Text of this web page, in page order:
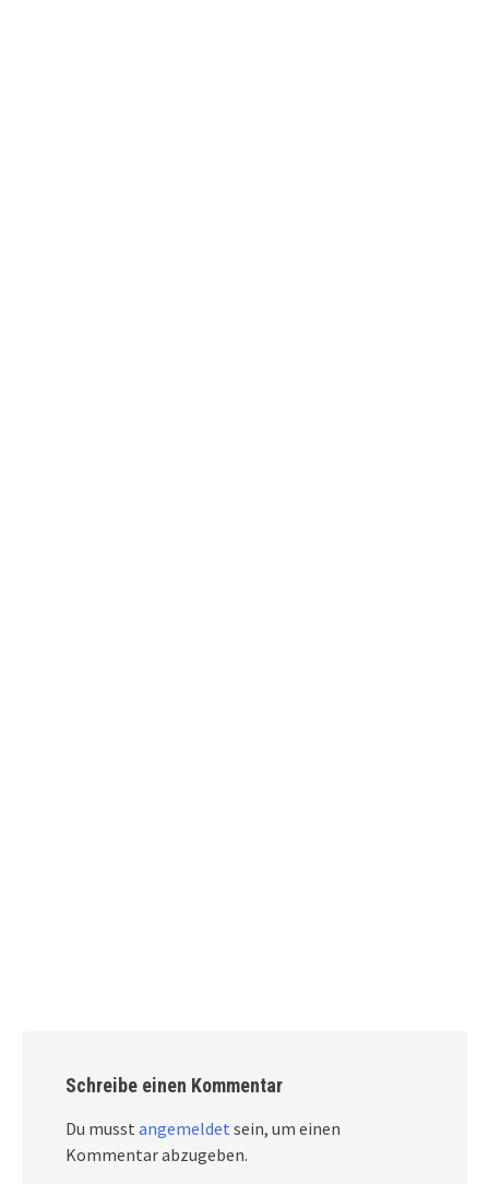
Schreibe einen Kommentar
Du musst angemeldet sein, um einen
Kommentar abzugeben.